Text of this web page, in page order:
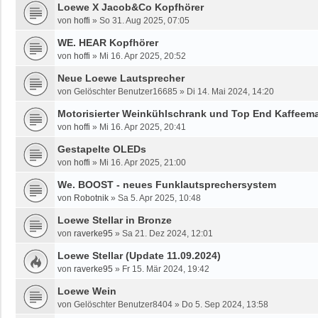
Loewe X Jacob&Co Kopfhörer
von hoffi » So 31. Aug 2025, 07:05
WE. HEAR Kopfhörer
von hoffi » Mi 16. Apr 2025, 20:52
Neue Loewe Lautsprecher
von Gelöschter Benutzer16685 » Di 14. Mai 2024, 14:20
Motorisierter Weinkühlschrank und Top End
von hoffi » Mi 16. Apr 2025, 20:41
Gestapelte OLEDs
von hoffi » Mi 16. Apr 2025, 21:00
We. BOOST - neues Funklautsprechersystem
von Robotnik » Sa 5. Apr 2025, 10:48
Loewe Stellar in Bronze
von raverke95 » Sa 21. Dez 2024, 12:01
Loewe Stellar (Update 11.09.2024)
von raverke95 » Fr 15. Mär 2024, 19:42
Loewe Wein
von Gelöschter Benutzer8404 » Do 5. Sep 2024, 13:58